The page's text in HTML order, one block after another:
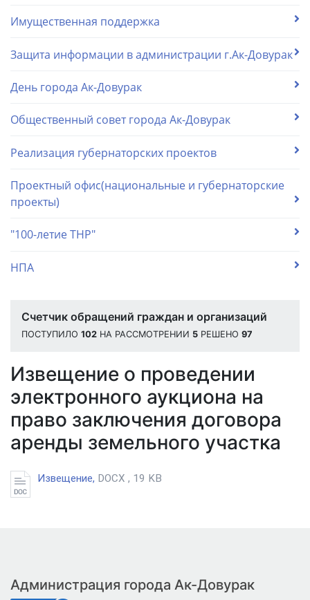
Имущественная поддержка
Защита информации в администрации г.Ак-Довурак
День города Ак-Довурак
Общественный совет города Ак-Довурак
Реализация губернаторских проектов
Проектный офис(национальные и губернаторские
проекты)
"100-летие ТНР"
НПА
Счетчик обращений граждан и организаций
ПОСТУПИЛО 102 НА РАССМОТРЕНИИ 5 РЕШЕНО 97
Извещение о проведении
электронного аукциона на
право заключения договора
аренды земельного участка
Извещение, DOCX , 19 KB
Администрация города Ак-Довурак